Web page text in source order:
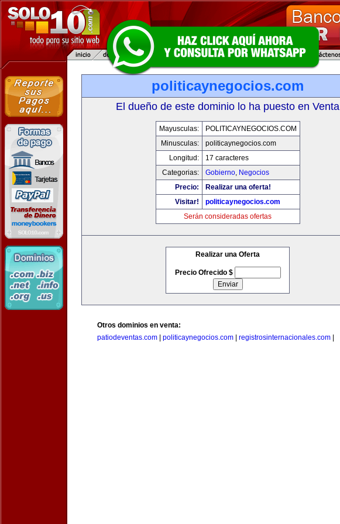
politicaynegocios.com
El dueño de este dominio lo ha puesto en Venta
Mayusculas:
POLITICAYNEGOCIOS.COM
Minusculas:
politicaynegocios.com
Longitud:
17 caracteres
Categorias:
Gobierno, Negocios
Precio:
Realizar una oferta!
Visitar!
politicaynegocios.com
Serán consideradas ofertas
Realizar una Oferta
Precio Ofrecido $
Otros dominios en venta:
patiodeventas.com
politicaynegocios.com registrosinternacionales.com